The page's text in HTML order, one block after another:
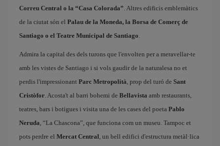
Correu Central o la “Casa Colorada”. Altres edificis emblemàtics
de la ciutat són el Palau de la Moneda, la Borsa de Comerç de
Santiago o el Teatre Municipal de Santiago.
Admira la capital des dels turons que l'envolten per a meravellar-te
amb les vistes de Santiago i si vols gaudir de la naturalesa no et
perdis l'impressionant Parc Metropolità, prop del turó de Sant
Cristòfor. Acosta't al barri bohemi de Bellavista amb restaurants,
teatres, bars i botigues i visita una de les cases del poeta Pablo
Neruda, “La Chascona”, que funciona com un museu. Tampoc et
pots perdre el Mercat Central, un bell edifici d'estructura metàl·lica